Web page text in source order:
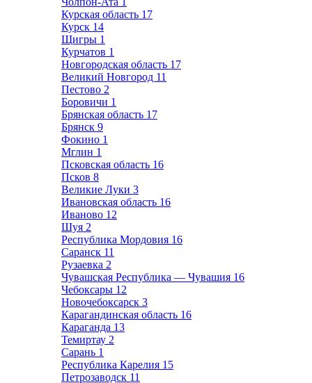
Курская область 17
Курск 14
Щигры 1
Курчатов 1
Новгородская область 17
Великий Новгород 11
Пестово 2
Боровичи 1
Брянская область 17
Брянск 9
Фокино 1
Мглин 1
Псковская область 16
Псков 8
Великие Луки 3
Ивановская область 16
Иваново 12
Шуя 2
Республика Мордовия 16
Саранск 11
Рузаевка 2
Чувашская Республика — Чувашия 16
Чебоксары 12
Новочебоксарск 3
Карагандинская область 16
Караганда 13
Темиртау 2
Сарань 1
Республика Карелия 15
Петрозаводск 11